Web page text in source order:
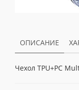
ОПИСАНИЕ
Чехол TPU+PC